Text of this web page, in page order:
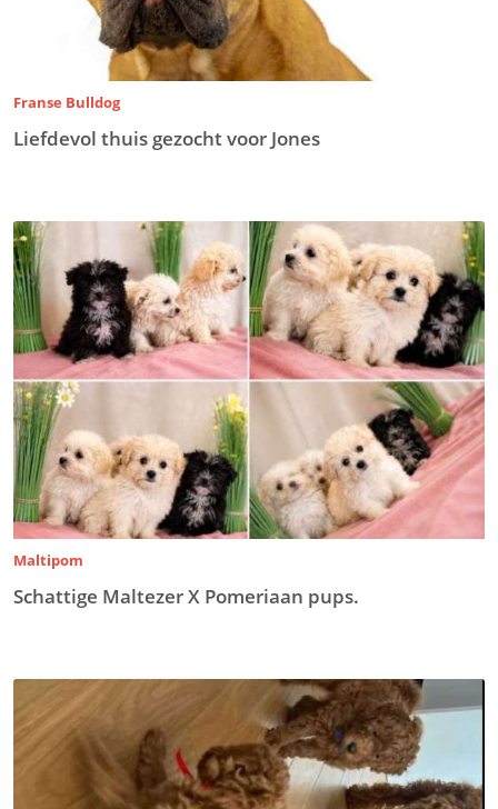
Franse Bulldog
Liefdevol thuis gezocht voor Jones
Maltipom
Schattige Maltezer X Pomeriaan pups.